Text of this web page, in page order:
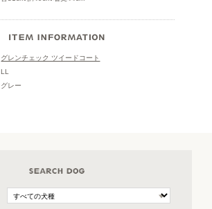
グレンチェック ツイードコート
LL
グレー